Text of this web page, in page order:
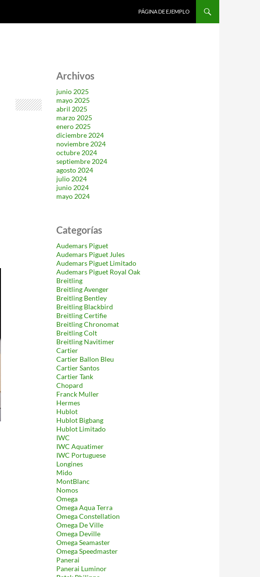
PÁGINA DE EJEMPLO
Archivos
junio 2025
mayo 2025
abril 2025
marzo 2025
enero 2025
diciembre 2024
noviembre 2024
octubre 2024
septiembre 2024
agosto 2024
julio 2024
junio 2024
mayo 2024
Categorías
Audemars Piguet
Audemars Piguet Jules
Audemars Piguet Limitado
Audemars Piguet Royal Oak
Breitling
Breitling Avenger
Breitling Bentley
Breitling Blackbird
Breitling Certifie
Breitling Chronomat
Breitling Colt
Breitling Navitimer
Cartier
Cartier Ballon Bleu
Cartier Santos
Cartier Tank
Chopard
Franck Muller
Hermes
Hublot
Hublot Bigbang
Hublot Limitado
IWC
IWC Aquatimer
IWC Portuguese
Longines
Mido
MontBlanc
Nomos
Omega
Omega Aqua Terra
Omega Constellation
Omega De Ville
Omega Deville
Omega Seamaster
Omega Speedmaster
Panerai
Panerai Luminor